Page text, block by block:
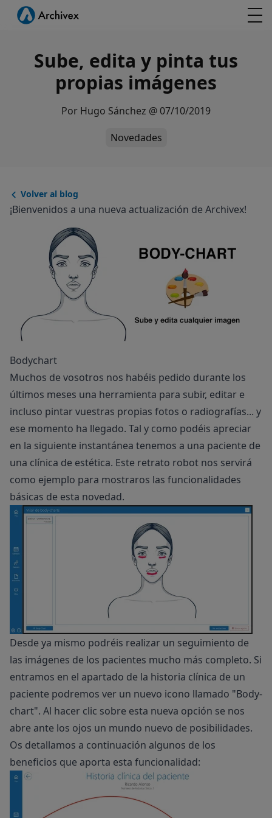
Sube, edita y pinta tus
propias imágenes
Por Hugo Sánchez @ 07/10/2019
Novedades
Volver al blog
¡Bienvenidos a una nueva actualización de Archivex!
Bodychart
Muchos de vosotros nos habéis pedido durante los
últimos meses una herramienta para subir, editar e
incluso pintar vuestras propias fotos o radiografías... y
ese momento ha llegado. Tal y como podéis apreciar
en la siguiente instantánea tenemos a una paciente de
una clínica de estética. Este retrato robot nos servirá
como ejemplo para mostraros las funcionalidades
básicas de esta novedad.
Desde ya mismo podréis realizar un seguimiento de
las imágenes de los pacientes mucho más completo. Si
entramos en el apartado de la historia clínica de un
paciente podremos ver un nuevo icono llamado "Body-
chart". Al hacer clic sobre esta nueva opción se nos
abre ante los ojos un mundo nuevo de posibilidades.
Os detallamos a continuación algunos de los
beneficios que aporta esta funcionalidad: